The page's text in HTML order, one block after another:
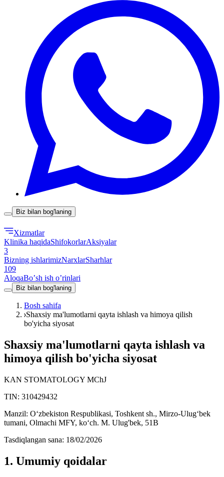
Biz bilan bog'laning
Xizmatlar
Klinika haqidaShifokorlarAksiyalar
3
Bizning ishlarimizNarxlarSharhlar
109
AloqaBoʼsh ish oʼrinlari
Biz bilan bog'laning
Bosh sahifa
Shaxsiy ma'lumotlarni qayta ishlash va himoya qilish
bo'yicha siyosat
Shaxsiy ma'lumotlarni qayta ishlash va
himoya qilish bo'yicha siyosat
KAN STOMATOLOGY MChJ
TIN: 310429432
Manzil: O‘zbekiston Respublikasi, Toshkent sh., Mirzo-Ulug‘bek
tumani, Olmachi MFY, ko‘ch. M. Ulug'bek, 51B
Tasdiqlangan sana: 18/02/2026
1. Umumiy qoidalar